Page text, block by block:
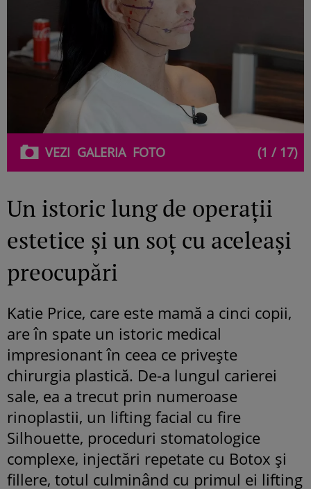
VEZI GALERIAFOTO (1 / 17)
Un istoric lung de operații
estetice și un soț cu aceleași
preocupări
Katie Price, care este mamă a cinci copii,
are în spate un istoric medical
impresionant în ceea ce privește
chirurgia plastică. De-a lungul carierei
sale, ea a trecut prin numeroase
rinoplastii, un lifting facial cu fire
Silhouette, proceduri stomatologice
complexe, injectări repetate cu Botox și
fillere, totul culminând cu primul ei lifting